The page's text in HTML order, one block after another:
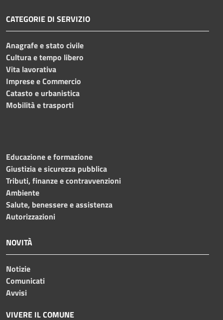
CATEGORIE DI SERVIZIO
Anagrafe e stato civile
Cultura e tempo libero
Vita lavorativa
Imprese e Commercio
Catasto e urbanistica
Mobilità e trasporti
Educazione e formazione
Giustizia e sicurezza pubblica
Tributi, finanze e contravvenzioni
Ambiente
Salute, benessere e assistenza
Autorizzazioni
NOVITÀ
Notizie
Comunicati
Avvisi
VIVERE IL COMUNE